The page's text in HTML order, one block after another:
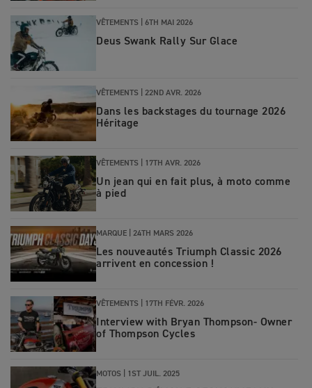
VÊTEMENTS | 6TH MAI 2026
Deus Swank Rally Sur Glace
VÊTEMENTS | 22ND AVR. 2026
Dans les backstages du tournage 2026
Héritage
VÊTEMENTS | 17TH AVR. 2026
Un jean qui en fait plus, à moto comme
à pied
MARQUE | 24TH MARS 2026
Les nouveautés Triumph Classic 2026
arrivent en concession !
VÊTEMENTS | 17TH FÉVR. 2026
Interview with Bryan Thompson- Owner
of Thompson Cycles
MOTOS 1ST JUIL. 2025